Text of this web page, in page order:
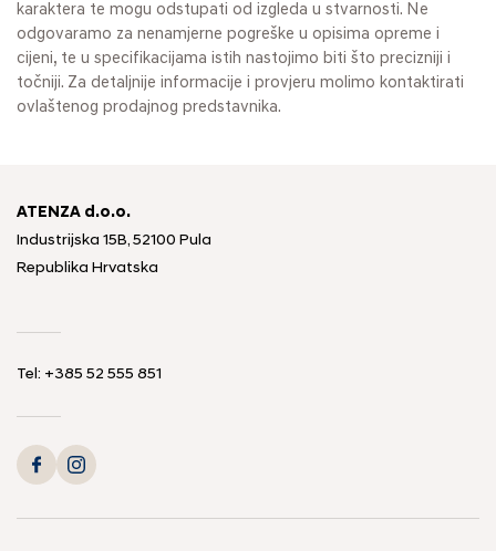
karaktera te mogu odstupati od izgleda u stvarnosti. Ne
odgovaramo za nenamjerne pogreške u opisima opreme i
cijeni, te u specifikacijama istih nastojimo biti što precizniji i
točniji. Za detaljnije informacije i provjeru molimo kontaktirati
ovlaštenog prodajnog predstavnika.
ATENZA d.o.o.
Industrijska 15B, 52100 Pula
Republika Hrvatska
Tel: +385 52 555 851